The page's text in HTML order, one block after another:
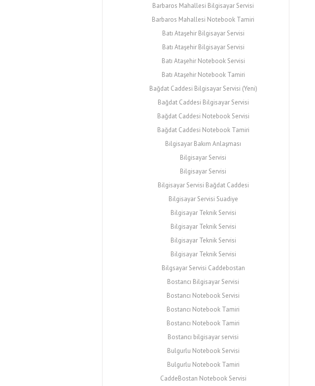
Barbaros Mahallesi Bilgisayar Servisi
Barbaros Mahallesi Notebook Tamiri
Batı Ataşehir Bilgisayar Servisi
Batı Ataşehir Bilgisayar Servisi
Batı Ataşehir Notebook Servisi
Batı Ataşehir Notebook Tamiri
Bağdat Caddesi Bilgisayar Servisi (Yeni)
Bağdat Caddesi Bilgisayar Servisi
Bağdat Caddesi Notebook Servisi
Bağdat Caddesi Notebook Tamiri
Bilgisayar Bakım Anlaşması
Bilgisayar Servisi
Bilgisayar Servisi
Bilgisayar Servisi Bağdat Caddesi
Bilgisayar Servisi Suadiye
Bilgisayar Teknik Servisi
Bilgisayar Teknik Servisi
Bilgisayar Teknik Servisi
Bilgisayar Teknik Servisi
Bilgsayar Servisi Caddebostan
Bostancı Bilgisayar Servisi
Bostancı Notebook Servisi
Bostancı Notebook Tamiri
Bostancı Notebook Tamiri
Bostancı bilgisayar servisi
Bulgurlu Notebook Servisi
Bulgurlu Notebook Tamiri
CaddeBostan Notebook Servisi